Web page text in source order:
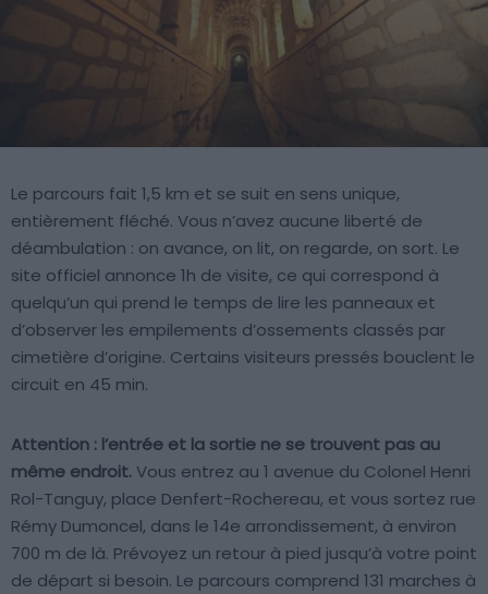
Le parcours fait 1,5 km et se suit en sens unique,
entièrement fléché. Vous n’avez aucune liberté de
déambulation : on avance, on lit, on regarde, on sort. Le
site officiel annonce 1h de visite, ce qui correspond à
quelqu’un qui prend le temps de lire les panneaux et
d’observer les empilements d’ossements classés par
cimetière d’origine. Certains visiteurs pressés bouclent le
circuit en 45 min.
Attention : l’entrée et la sortie ne se trouvent pas au
même endroit.Vous entrez au 1 avenue du Colonel Henri
Rol-Tanguy, place Denfert-Rochereau, et vous sortez rue
Rémy Dumoncel, dans le 14e arrondissement, à environ
700 m de là. Prévoyez un retour à pied jusqu’à votre point
de départ si besoin. Le parcours comprend 131 marches à